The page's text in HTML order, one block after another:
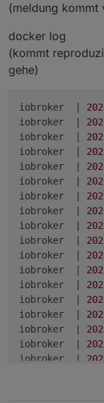
(meldung kommt
docker log
(kommt
gehe)
iobroker  |
iobroker  |
iobroker  |
iobroker  |
iobroker  |
iobroker  |
iobroker  |
iobroker  |
iobroker  |
iobroker  |
iobroker  |
iobroker  |
iobroker  |
iobroker  |
iobroker  |
iobroker  |
iobroker  |
iobroker  |